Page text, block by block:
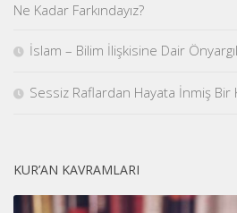
Ne Kadar Farkındayız?
İslam – Bilim İlişkisine Dair
Sessiz Raflardan Hayata İnmiş Bir
KUR’AN KAVRAMLARI